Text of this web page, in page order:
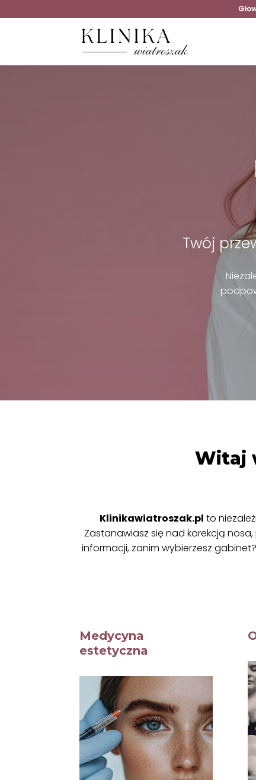
Twój
Witaj
Klinikawiatroszak.pl to
Zastanawiasz się nad korekcją
informacji, zanim wybierzesz
Medycyna
estetyczna